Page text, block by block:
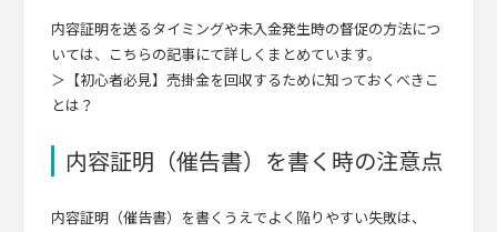
内容証明を送るタイミングや未入金発生時の督促の方法につ
いては、こちらの記事にて詳しくまとめています。
＞【初心者必見】売掛金を回収するために知っておくべきこ
とは？
内容証明（催告書）を書く時の注意点
内容証明（催告書）を書くうえでよく陥りやすい失敗は、